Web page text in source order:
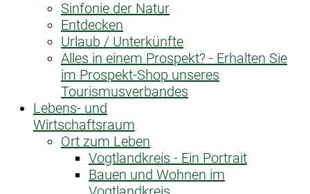
Sinfonie der Natur
Entdecken
Urlaub / Unterkünfte
Alles in einem Prospekt? - Erhalten Sie
im Prospekt-Shop unseres
Tourismusverbandes
Lebens- und
Wirtschaftsraum
Ort zum Leben
Vogtlandkreis - Ein Portrait
Bauen und Wohnen im